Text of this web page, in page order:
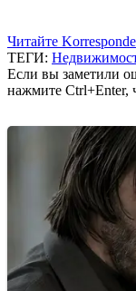
Читайте
ТЕГИ:
Если вы заметили
нажмите Ctrl+Enter,